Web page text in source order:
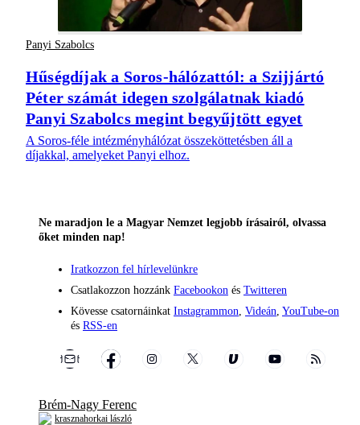
Panyi Szabolcs
Hűségdíjak a Soros-hálózattól: a Szijjártó
Péter számát idegen szolgálatnak kiadó
Panyi Szabolcs megint begyűjtött egyet
A Soros-féle intézményhálózat összeköttetésben áll a
díjakkal, amelyeket Panyi elhoz.
Ne maradjon le a Magyar Nemzet legjobb írásairól, olvassa
őket minden nap!
Iratkozzon fel hírlevelünkre
Csatlakozzon hozzánk Facebookon és Twitteren
Kövesse csatornáinkat Instagrammon Videán YouTube-on
és RSS-en
Brém-Nagy Ferenc
krasznahorkai lászló